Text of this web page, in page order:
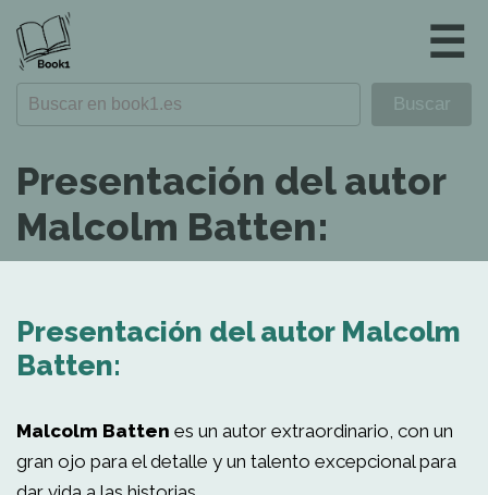
☰
Presentación del autor
Malcolm Batten:
Presentación del autor Malcolm
Batten:
Malcolm Batten es un autor extraordinario, con un
gran ojo para el detalle y un talento excepcional para